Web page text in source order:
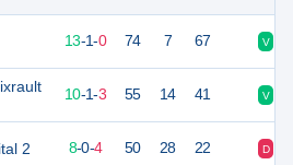
2
13-1-0 74 7 67 V
14 10-1-3 55 14 41 V
8-0-4 50 28 22 D